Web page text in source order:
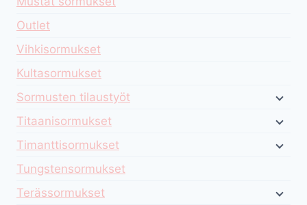
Outlet
Vihkisormukset
Kultasormukset
Sormusten tilaustyöt
Titaanisormukset
Timanttisormukset
Tungstensormukset
Terässormukset